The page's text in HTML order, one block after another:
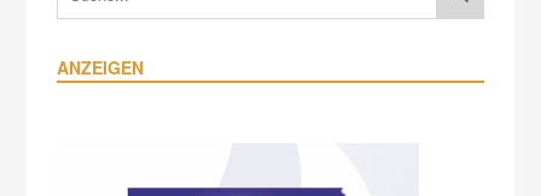
ANZEIGEN